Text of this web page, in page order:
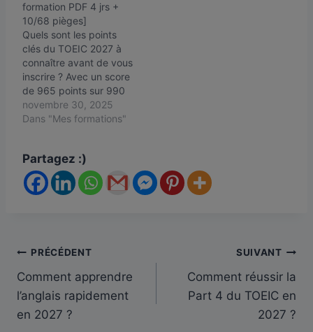
formation PDF 4 jrs +
10/68 pièges]
Quels sont les points
clés du TOEIC 2027 à
connaître avant de vous
inscrire ? Avec un score
de 965 points sur 990
au TOEIC, j'ai rassemblé
dans cette fiche TOEIC
demande le plus
souvent avant une
inscription : la structure
novembre 30, 2025
Dans "Mes formations"
Partagez :)
Navigation
de
l’article
PRÉCÉDENT
Comment apprendre
l’anglais rapidement
en 2027 ?
SUIVANT
Comment réussir la
Part 4 du TOEIC en
2027 ?